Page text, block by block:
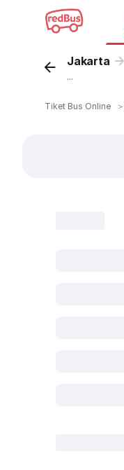
Jakarta
...
Tiket Bus Online ＞